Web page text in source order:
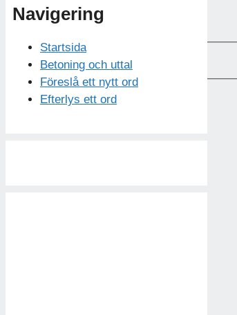
Hidden label
Hidden label
Navigering
Startsida
Betoning och uttal
Föreslå ett nytt ord
Efterlys ett ord